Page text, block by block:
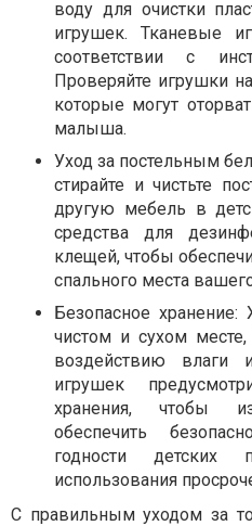
воду для очистки
игрушек. Тканевые
соответствии с
Проверяйте игрушки
которые могут
малыша.
Уход за постельным
стирайте и чистьте
другую мебель в
средства для
клещей, чтобы
спального места
Безопасное хранение:
чистом и сухом
воздействию влаги
игрушек
хранения, чтобы
обеспечить
годности детских
использования
С правильным уходом за